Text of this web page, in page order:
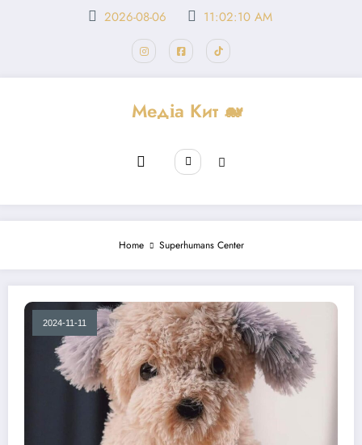
2026-08-06 11:02:10 AM
Медіа Кит 🐋
Home Superhumans Center
2024-11-11